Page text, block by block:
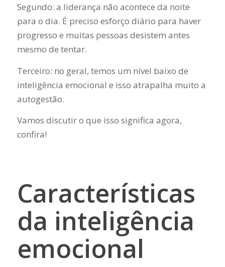
Segundo: a liderança não acontece da noite
para o dia. É preciso esforço diário para haver
progresso e muitas pessoas desistem antes
mesmo de tentar.
Terceiro: no geral, temos um nível baixo de
inteligência emocional e isso atrapalha muito a
autogestão.
Vamos discutir o que isso significa agora,
confira!
Características
da inteligência
emocional